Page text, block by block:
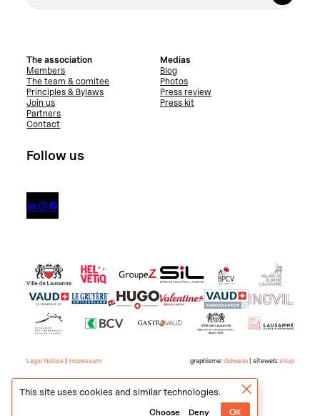
This site uses cookies and similar technologies.
OK
Deny
Choose
The association
Members
The team & comitee
Principles & Bylaws
Join us
Partners
Contact
Medias
Blog
Photos
Press review
Press kit
Follow us
  
Legal Notice |Impressum graphisme:didwedo| siteweb:sirup